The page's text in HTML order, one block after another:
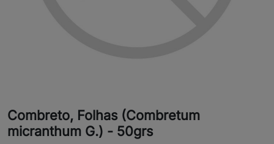
Combreto, Folhas (Combretum
micranthum G.) - 50grs